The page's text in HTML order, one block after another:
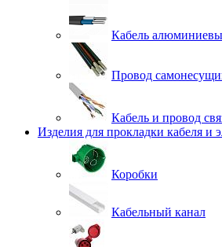
Кабель
Провод
Кабель и провод
Изделия для прокладки кабеля и
Коробки
Кабельный канал